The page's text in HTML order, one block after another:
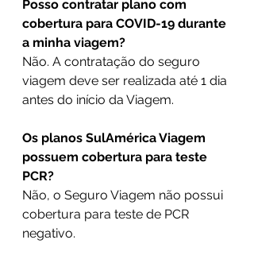
Posso contratar plano com
cobertura para COVID-19 durante
a minha viagem?
Não. A contratação do seguro
viagem deve ser realizada até 1 dia
antes do início da Viagem.
Os planos SulAmérica Viagem
possuem cobertura para teste
PCR?
Não, o Seguro Viagem não possui
cobertura para teste de PCR
negativo.